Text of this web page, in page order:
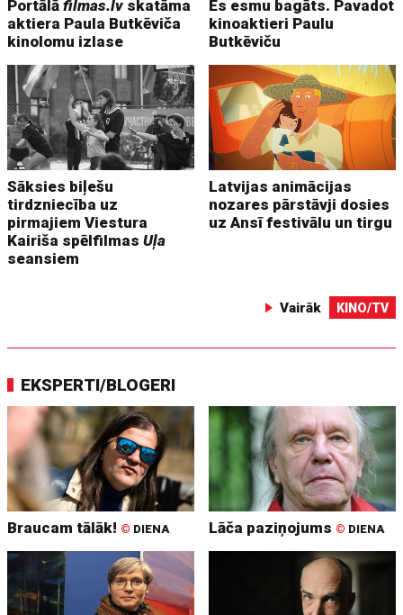
Portālāfilmas.lv skatāma
aktiera Paula Butkēviča
kinolomu izlase
Es esmu bagāts. Pavadot
kinoaktieri Paulu
Butkēviču
Sāksies biļešu
tirdzniecība uz
pirmajiem Viestura
Kairiša spēlfilmasUļa
seansiem
Latvijas animācijas
nozares pārstāvji dosies
uz Ansī festivālu un tirgu
Vairāk KINO/TV
EKSPERTI/BLOGERI
Braucam tālāk! © DIENA Lāča paziņojums © DIENA